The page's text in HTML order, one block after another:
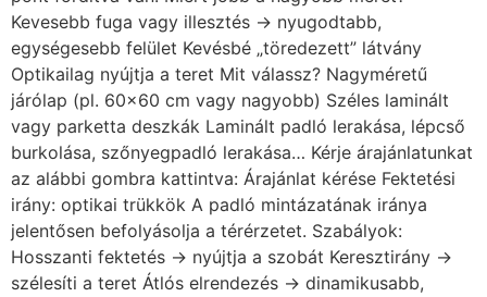
Kevesebb fuga vagy illesztés → nyugodtabb,
egységesebb felület Kevésbé „töredezett” látvány
Optikailag nyújtja a teret Mit válassz? Nagyméretű
járólap (pl. 60×60 cm vagy nagyobb) Széles laminált
vagy parketta deszkák Laminált padló lerakása, lépcső
burkolása, szőnyegpadló lerakása… Kérje árajánlatunkat
az alábbi gombra kattintva: Árajánlat kérése Fektetési
irány: optikai trükkök A padló mintázatának iránya
jelentősen befolyásolja a térérzetet. Szabályok:
Hosszanti fektetés → nyújtja a szobát Keresztirány →
szélesíti a teret Átlós elrendezés → dinamikusabb,